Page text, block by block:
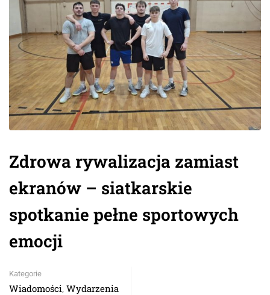
Zdrowa rywalizacja zamiast
ekranów – siatkarskie
spotkanie pełne sportowych
emocji
Kategorie
Wiadomości, Wydarzenia